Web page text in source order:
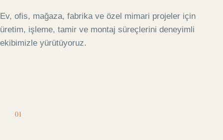
Ev, ofis, mağaza, fabrika ve özel mimari projeler için
üretim, işleme, tamir ve montaj süreçlerini deneyimli
ekibimizle yürütüyoruz.
01